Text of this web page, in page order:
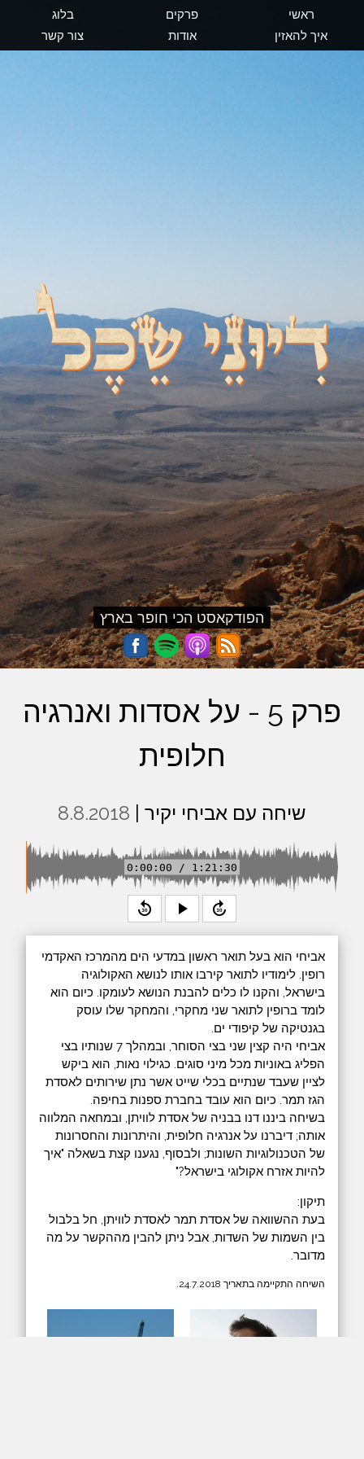
ראשי פרקים
בלוג
איך להאזין
אודות צור קשר
דיוני שכל
הפודקאסט הכי חופר בארץ
פרק 5 - על אסדות ואנרגיה
חלופית
שיחה עם אביחי יקיר | 8.8.2018
0:00:00 / 1:21:30
replay_30 play_arrow forward_30
אביחי הוא בעל תואר ראשון במדעי הים מהמרכז האקדמי
רופין. לימודיו לתואר קירבו אותו לנושא האקולוגיה
בישראל, והקנו לו כלים להבנת הנושא לעומקו. כיום הוא
לומד ברופין לתואר שני מחקרי, והמחקר שלו עוסק
בגנטיקה של קיפודי ים.
אביחי היה קצין שני בצי הסוחר, ובמהלך 7 שנותיו בצי
הפליג באוניות מכל מיני סוגים. כגילוי נאות, הוא ביקש
לציין שעבד שנתיים בכלי שייט אשר נתן שירותים לאסדת
הגז תמר. כיום הוא עובד בחברת ספנות בחיפה.
בשיחה ביננו דנו בבניה של אסדת לוויתן, ובמחאה המלווה
אותה; דיברנו על אנרגיה חלופית, והיתרונות והחסרונות
של הטכנולוגיות השונות; ולבסוף, נגענו קצת בשאלה "איך
להיות אזרח אקולוגי בישראל?"
תיקון:
בעת ההשוואה של אסדת תמר לאסדת לוויתן, חל בלבול
בין השמות של השדות, אבל ניתן להבין מההקשר על מה
מדובר.
השיחה התקיימה בתאריך 24.7.2018.